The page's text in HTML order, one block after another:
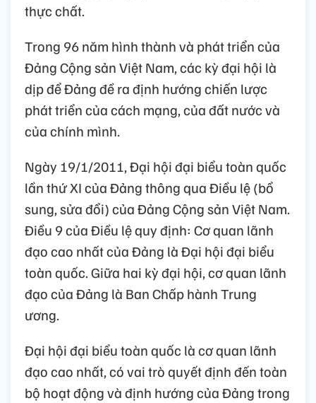
thực chất.
Trong 96 năm hình thành và phát triển của
Đảng Cộng sản Việt Nam, các kỳ đại hội là
dịp để Đảng đề ra định hướng chiến lược
phát triển của cách mạng, của đất nước và
của chính mình.
Ngày 19/1/2011, Đại hội đại biểu toàn quốc
lần thứ XI của Đảng thông qua Điều lệ (bổ
sung, sửa đổi) của Đảng Cộng sản Việt Nam.
Điều 9 của Điều lệ quy định: Cơ quan lãnh
đạo cao nhất của Đảng là Đại hội đại biểu
toàn quốc. Giữa hai kỳ đại hội, cơ quan lãnh
đạo của Đảng là Ban Chấp hành Trung
ương.
Đại hội đại biểu toàn quốc là cơ quan lãnh
đạo cao nhất, có vai trò quyết định đến toàn
bộ hoạt động và định hướng của Đảng trong